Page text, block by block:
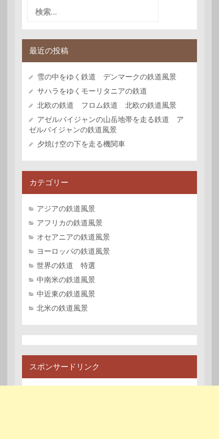
最近の投稿
雪の中をゆく鉄道 デンマークの鉄道風景
サハラをゆくモーリタニアの鉄道
北欧の鉄道 フロム鉄道 北欧の鉄道風景
アゼルバイジャンの山岳地帯を走る鉄道 ア
ゼルバイジャンの鉄道風景
夕焼け空の下を走る機関車
カテゴリー
アジアの鉄道風景
アフリカの鉄道風景
オセアニアの鉄道風景
ヨーロッパの鉄道風景
世界の鉄道 特選
中南米の鉄道風景
中近東の鉄道風景
北米の鉄道風景
スポンサードリンク